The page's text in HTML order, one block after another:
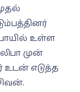
உள்ள
முன்
உடன் எடுத்த